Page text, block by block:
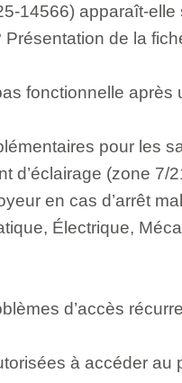
14566) apparaît-
de la
fonctionnelle après
pour les
d’éclairage (zone 7/
en cas d’arrêt
Électrique,
d’accès
à accéder au